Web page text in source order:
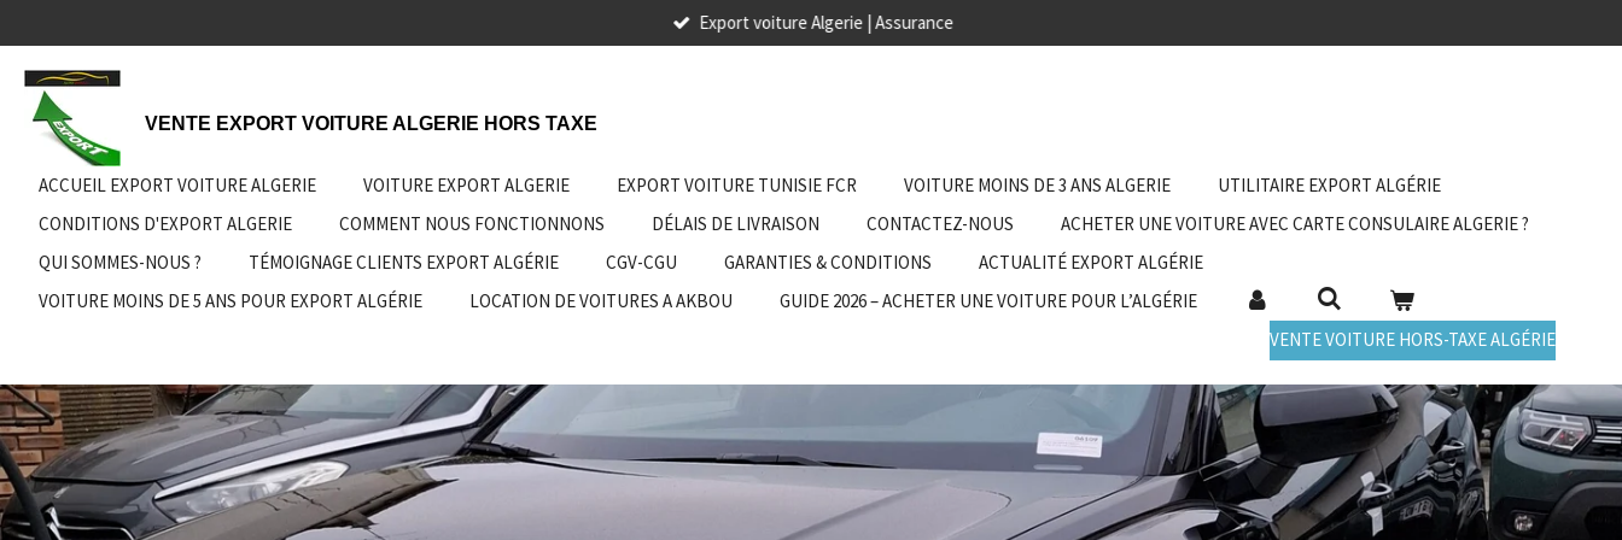
au
contenu
principal
Export voiture Algerie | Assurance
VENTE EXPORT VOITURE ALGERIE HORS TAXE
ACCUEIL EXPORT VOITURE ALGERIE VOITURE EXPORT ALGERIE EXPORT VOITURE TUNISIE FCR VOITURE MOINS DE 3 ANS ALGERIE
UTILITAIRE EXPORT ALGÉRIE
CONDITIONS D'EXPORT ALGERIE
COMMENT NOUS FONCTIONNONS DÉLAIS DE LIVRAISON CONTACTEZ-NOUS
ACHETER UNE VOITURE AVEC CARTE CONSULAIRE ALGERIE ?
QUI SOMMES-NOUS ?
TÉMOIGNAGE CLIENTS EXPORT ALGÉRIE CGV-CGU GARANTIES & CONDITIONS
ACTUALITÉ EXPORT ALGÉRIE
VOITURE MOINS DE 5 ANS POUR EXPORT ALGÉRIE
LOCATION DE VOITURES A AKBOU
GUIDE 2026 – ACHETER UNE VOITURE POUR L’ALGÉRIE
VENTE VOITURE HORS-TAXE ALGÉRIE